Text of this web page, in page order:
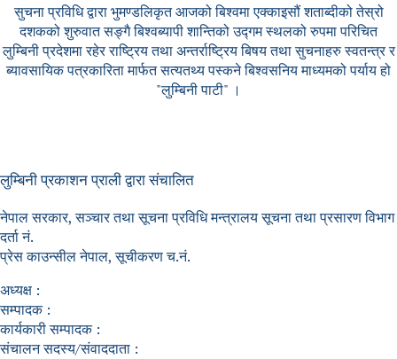
सुचना प्रविधि द्वारा भुमण्डलिकृत आजको बिश्वमा एक्काइसौं शताब्दीको तेस्रो
दशकको शुरुवात सङ्गै बिश्वब्यापी शान्तिको उद्गम स्थलको रुपमा परिचित
लुम्बिनी प्रदेशमा रहेर राष्ट्रिय तथा अन्तर्राष्ट्रिय बिषय तथा सुचनाहरु स्वतन्त्र र
ब्यावसायिक पत्रकारिता मार्फत सत्यतथ्य पस्कने बिश्वसनिय माध्यमको पर्याय हो
"लुम्बिनी पाटी" ।
लुम्बिनी प्रकाशन प्राली द्वारा संचालित
नेपाल सरकार, सञ्चार तथा सूचना प्रविधि मन्त्रालय सूचना तथा प्रसारण विभाग
दर्ता नं.
प्रेस काउन्सील नेपाल, सूचीकरण च.नं.
अध्यक्ष :
सम्पादक :
कार्यकारी सम्पादक :
संचालन सदस्य/संवाददाता :